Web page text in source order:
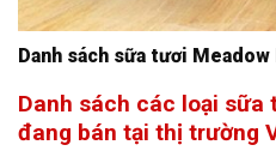
Danh sách sữa tươi Meadow
Danh sách các loại sữa
đang bán tại thị trường